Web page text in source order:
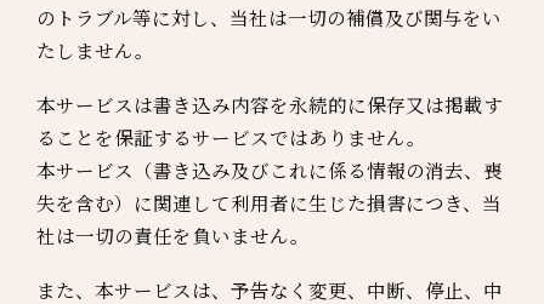
のトラブル等に対し、当社は一切の補償及び関与をい
たしません。
本サービスは書き込み内容を永続的に保存又は掲載す
ることを保証するサービスではありません。
本サービス（書き込み及びこれに係る情報の消去、喪
失を含む）に関連して利用者に生じた損害につき、当
社は一切の責任を負いません。
また、本サービスは、予告なく変更、中断、停止、中